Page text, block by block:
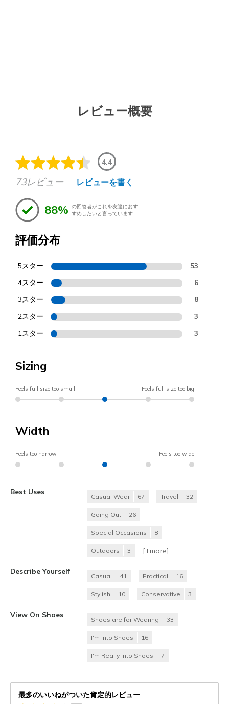
レビュー概要
4.4
73レビュー レビューを書く
88% の回答者がこれを友達におす
すめしたいと言っています
評価分布
5スター 53
4スター 6
3スター 8
2スター 3
1スター 3
Sizing
Feels full size too small Feels full size too big
Width
Feels too narrow Feels too wide
Best Uses
Casual Wear 67 Travel 32
Going Out 26
Special Occasions 8
Outdoors 3 [+more]
Describe Yourself
Casual 41 Practical 16
Stylish 10 Conservative 3
View On Shoes
Shoes are for Wearing 33
I'm Into Shoes 16
I'm Really Into Shoes 7
最多のいいねがついた肯定的レビュー